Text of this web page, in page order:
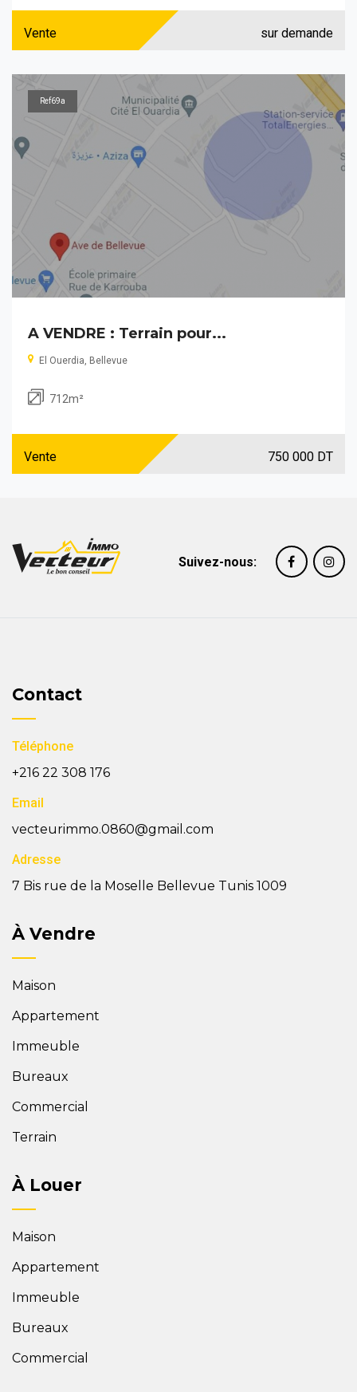
Vente sur demande
Ref69a
A VENDRE : Terrain pour...
El Ouerdia, Bellevue
712m²
Vente 750 000 DT
Suivez-nous:
Contact
Téléphone
+216 22 308 176
Email
vecteurimmo.0860@gmail.com
Adresse
7 Bis rue de la Moselle Bellevue Tunis 1009
À Vendre
Maison
Appartement
Immeuble
Bureaux
Commercial
Terrain
À Louer
Maison
Appartement
Immeuble
Bureaux
Commercial